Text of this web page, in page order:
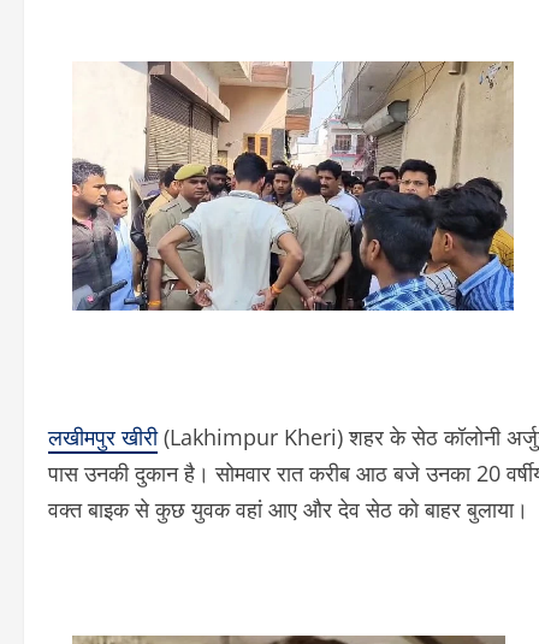
लखीमपुर खीरी(Lakhimpur Kheri) शहर के सेठ कॉलोनी
पास उनकी दुकान है। सोमवार रात करीब आठ बजे उनका 20
वक्त बाइक से कुछ युवक वहां आए और देव सेठ को बाहर बुलाया।